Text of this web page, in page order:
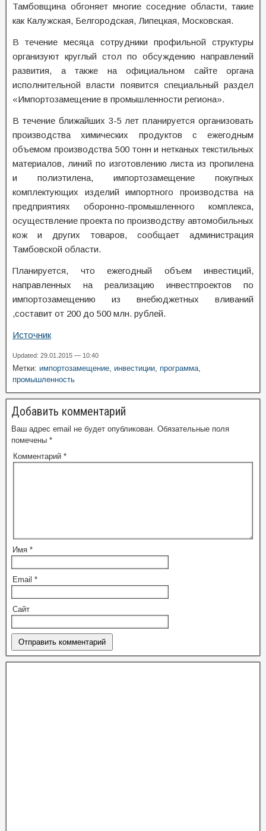
Тамбовщина обгоняет многие соседние области, такие
как Калужская, Белгородская, Липецкая, Московская.
В течение месяца сотрудники профильной структуры
организуют круглый стол по обсуждению направлений
развития, а также на официальном сайте органа
исполнительной власти появится специальный раздел
«Импортозамещение в промышленности региона».
В течение ближайших 3-5 лет планируется организовать
производства химических продуктов с ежегодным
объемом производства 500 тонн и нетканых текстильных
материалов, линий по изготовлению листа из пропилена
и полиэтилена, импортозамещение покупных
комплектующих изделий импортного производства на
предприятиях оборонно-промышленного комплекса,
осуществление проекта по производству автомобильных
кож и других товаров, сообщает администрация
Тамбовской области.
Планируется, что ежегодный объем инвестиций,
направленных на реализацию инвестпроектов по
импортозамещению из внебюджетных вливаний
,составит от 200 до 500 млн. рублей.
Источник
Updated: 29.01.2015 — 10:40
Метки: импортозамещение, инвестиции, программа,
промышленность
Добавить комментарий
Ваш адрес email не будет опубликован. Обязательные поля
помечены *
Комментарий *
Имя *
Email *
Сайт